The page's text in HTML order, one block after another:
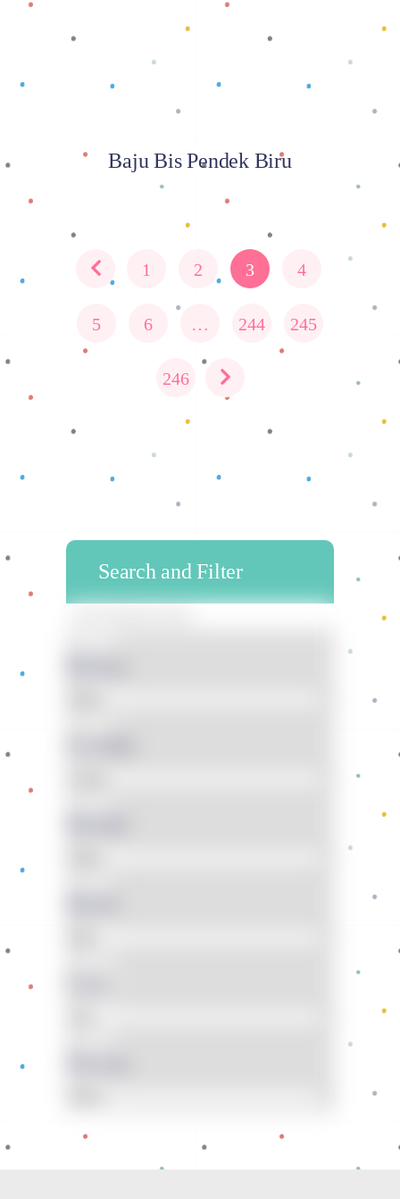
Baju Bis Pendek Biru
1 2 3 4
5 6 … 244 245
246
Search and Filter